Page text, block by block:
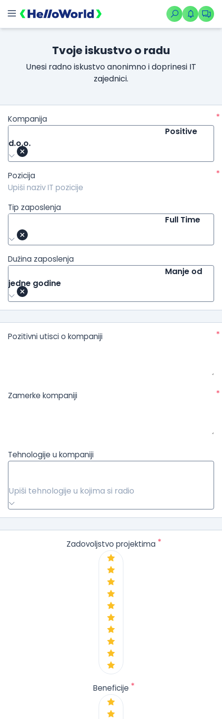
Tvoje iskustvo o radu
Unesi radno iskustvo anonimno i doprinesi IT
zajednici.
Kompanija
*
Positive
d.o.o.
Pozicija *
Tip zaposlenja
Full Time
Dužina zaposlenja
Manje od
jedne godine
Pozitivni utisci o kompaniji *
Zamerke kompaniji *
Tehnologije u kompaniji
Upiši tehnologije u kojima si radio
Zadovoljstvo projektima *
Beneficije *
/kompanije/iskustvo/